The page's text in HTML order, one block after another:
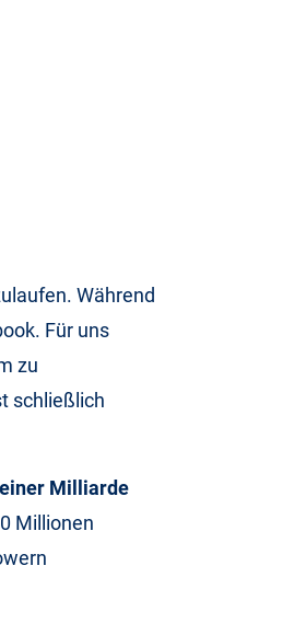
Während
Für uns
zu
schließlich
Milliarde
Millionen